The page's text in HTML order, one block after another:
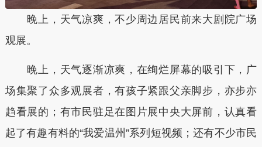
晚上，天气凉爽，不少周边居民前来大剧院广场
观展。
晚上，天气逐渐凉爽，在绚烂屏幕的吸引下，广
场集聚了众多观展者，有孩子紧跟父亲脚步，亦步亦
趋看展的；有市民驻足在图片展中央大屏前，认真看
起了有趣有料的“我爱温州”系列短视频；还有不少市民